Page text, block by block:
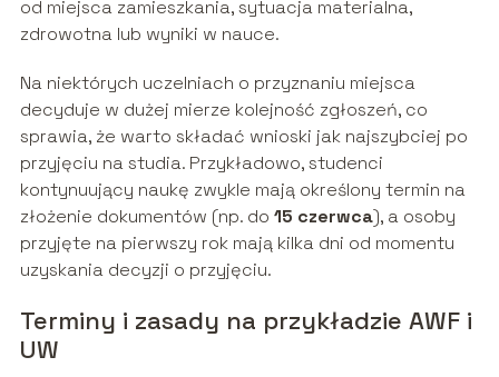
od miejsca zamieszkania, sytuacja materialna,
zdrowotna lub wyniki w nauce.
Na niektórych uczelniach o przyznaniu miejsca
decyduje w dużej mierze kolejność zgłoszeń, co
sprawia, że warto składać wnioski jak najszybciej po
przyjęciu na studia. Przykładowo, studenci
kontynuujący naukę zwykle mają określony termin na
złożenie dokumentów (np. do 15 czerwca), a osoby
przyjęte na pierwszy rok mają kilka dni od momentu
uzyskania decyzji o przyjęciu.
Terminy i zasady na przykładzie AWF i
UW